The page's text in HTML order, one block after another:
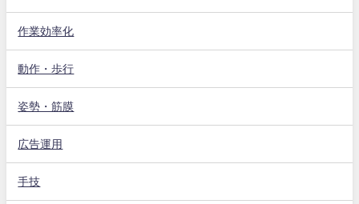
作業効率化
動作・歩行
姿勢・筋膜
広告運用
手技